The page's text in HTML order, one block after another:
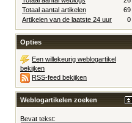
Totaal aantal artikelen
69
Artikelen van de laatste 24 uur
0
Opties
Een willekeurig weblogartikel
bekijken
RSS-feed bekijken
Weblogartikelen zoeken
Bevat tekst: